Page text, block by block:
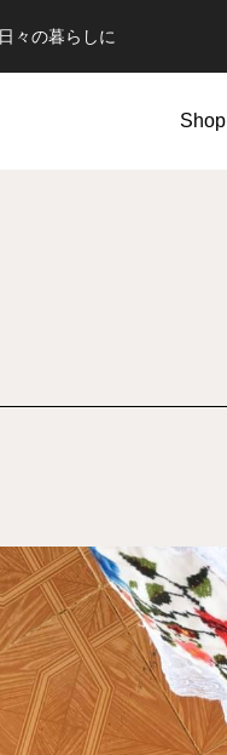
々の暮らしに
Shop